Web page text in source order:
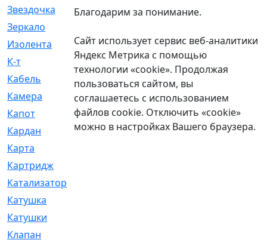
Звездочка
[5]
Зеркало
Изолента
[1]
К-т
[13]
Кабель
[50]
Камера
[4]
Капот
[144]
Кардан
[131]
Карта
Картридж
Катализатор
Катушка
Катушки
Клапан
Благодарим за понимание.
Сайт использует сервис веб-аналитики
Яндекс Метрика с помощью
технологии «cookie». Продолжая
пользоваться сайтом, вы
соглашаетесь с использованием
файлов cookie. Отключить «cookie»
можно в настройках Вашего браузера.